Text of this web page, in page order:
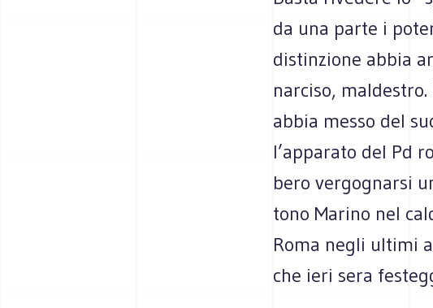
da una parte i
distin­zione abbia
nar­ciso,
abbia messo del
l’apparato del Pd
bero ver­go­gnarsi
tono Marino nel
Roma negli ultimi
che ieri sera